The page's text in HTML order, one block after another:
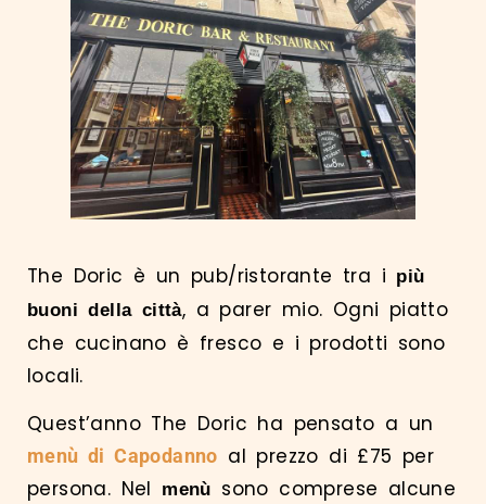
The Doric è un pub/ristorante tra i più
buoni della città, a parer mio. Ogni piatto
che cucinano è fresco e i prodotti sono
locali.
Quest’anno The Doric ha pensato a un
menù di Capodanno al prezzo di £75 per
persona. Nel
menù sono comprese alcune